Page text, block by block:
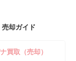
却ガイド
買取（売却）